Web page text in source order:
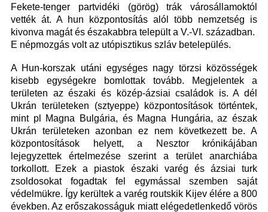
Fekete-tenger partvidéki (görög) trák városállamoktól
vették át. A hun központosítás alól több nemzetség is
kivonva magát és északabbra települt a V.-VI. században.
E népmozgás volt az utópisztikus szláv betelepülés.
A Hun-korszak utáni egységes nagy törzsi közösségek
kisebb egységekre bomlottak tovább. Megjelentek a
területen az északi és közép-ázsiai családok is. A dél
Ukrán területeken (sztyeppe) központosítások történtek,
mint pl Magna Bulgária, és Magna Hungária, az észak
Ukrán területeken azonban ez nem következett be. A
központosítások helyett, a Nesztor krónikájában
lejegyzettek értelmezése szerint a terület anarchiába
torkollott. Ezek a piastok északi varég és ázsiai turk
zsoldosokat fogadtak fel egymással szemben saját
védelmükre. Így kerültek a varég routskik Kijev élére a 800
években. Az erőszakosságuk miatt elégedetlenkedő vörös